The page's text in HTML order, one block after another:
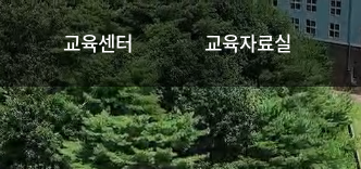
교육센터 교육자료실